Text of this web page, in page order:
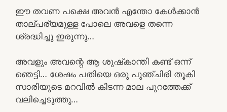
ഈ തവണ പക്ഷെ അവൻ എന്തോ കേൾക്കാൻ
താല്പര്യമുള്ള പോലെ അവളെ തന്നെ
ശ്രദ്ധിച്ചു ഇരുന്നു…
അവളും അവന്റെ ആ ശുഷ്‌കാന്തി കണ്ട് ഒന്ന്
ഞെട്ടി… ശേഷം പതിയെ ഒരു പുഞ്ചിരി തൂകി
സാരിയുടെ മറവിൽ കിടന്ന മാല പുറത്തേക്ക്
വലിച്ചെടുത്തു…